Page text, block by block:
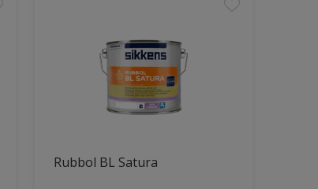
Rubbol BL Satura